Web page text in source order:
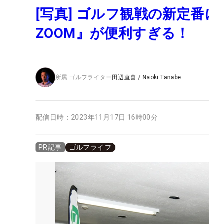
[写真] ゴルフ観戦の新定
ZOOM』が便利すぎる！
所属 ゴルフライター 田辺直喜 / Naoki Tanabe
配信日時： 2023年11月17日 16時00分
PR記事 ゴルフライフ